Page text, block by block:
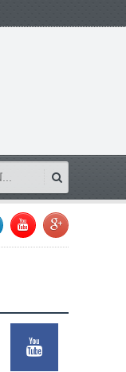
620
SHARES